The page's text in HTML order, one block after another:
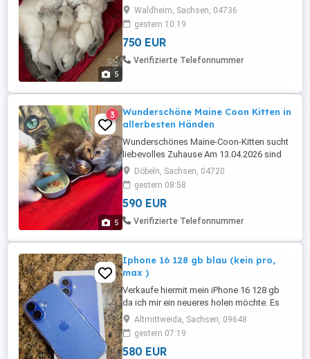
5
19.06.2026 geboren und darf ab dem
04.09.2026 ausziehen. sie kennen kleine
Kinder und alltagsgeräusche. natürlich
sind die Kater stubenrein und bei der
Abgabe entwurmt und geimpft. die Mutter
Waldheim, Sachsen, 04736
gestern 10:19
750 EUR
Verifizierte Telefonnummer
5
3
Wunderschöne Maine Coon Kitten in
allerbesten Händen
Wunderschönes Maine-Coon-Kitten sucht
liebevolles Zuhause Am 13.04.2026 sind
unsere kleinen Maine-Coon-Kitten
geboren. Die Kleinen wachsen liebevoll
auf und suchen ab einem passenden Alter
ein verantwortungsvolles Zuhause in
guten Händen. Die Kitten sind: mehrfach
Döbeln, Sachsen, 04720
gestern 08:58
590 EUR
Verifizierte Telefonnummer
Iphone 16 128 gb blau (kein pro,
max )
Verkaufe hiermit mein iPhone 16 128 gb
da ich mir ein neueres holen möchte. Es
hat 92% Akku Kapazität und ist im top
Zustand Immer mit Hülle und Panzerglas
getragen somit keine Kratzer oder
Mängel. OVP ist natürlich auch dabei Bei
Altmittweida, Sachsen, 09648
gestern 07:19
580 EUR